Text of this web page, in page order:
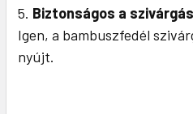
Biztonságos a
Igen, a bambuszfedél
nyújt.